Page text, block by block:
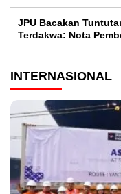
JPU Bacakan
Terdakwa: Nota
INTERNASIONAL